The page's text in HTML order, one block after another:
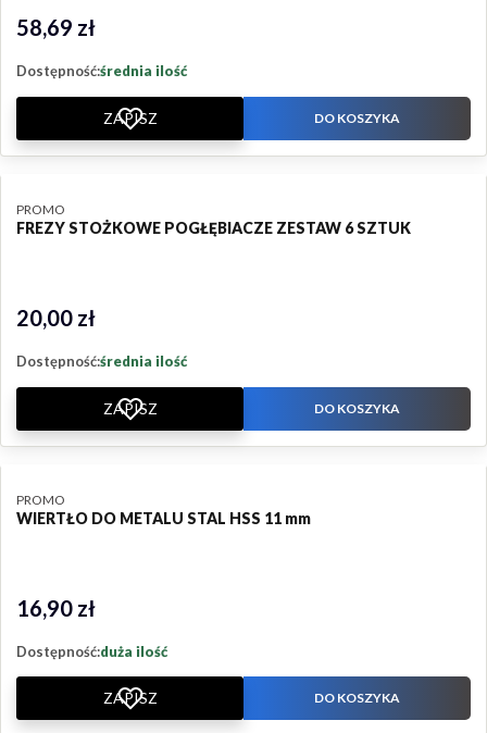
Cena
58,69 zł
Dostępność:średnia ilość
ZAPISZ DO KOSZYKA
FREZY STOŻKOWE POGŁĘBIACZE ZESTAW 6 SZTUK
PRODUCENT
PROMO
Cena
20,00 zł
Dostępność:średnia ilość
ZAPISZ DO KOSZYKA
WIERTŁO DO METALU STAL HSS 11 mm
PRODUCENT
PROMO
Cena
16,90 zł
Dostępność:duża ilość
ZAPISZ DO KOSZYKA